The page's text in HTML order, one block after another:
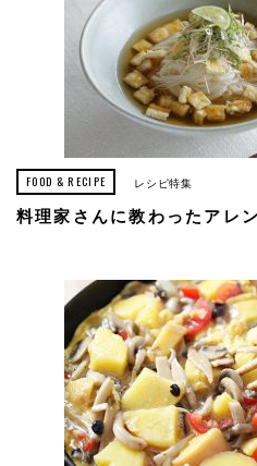
FOOD & RECIPE レシピ特集
料理家さんに教わったアレ